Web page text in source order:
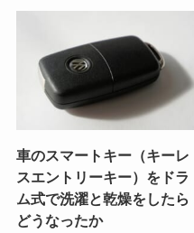
車のスマートキー（キーレ
スエントリーキー）をドラ
ム式で洗濯と乾燥をしたら
どうなったか